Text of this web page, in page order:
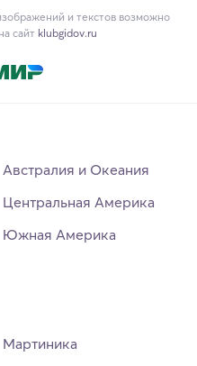
и текстов возможно
сайт klubgidov.ru
Австралия и Океания
Центральная Америка
Южная Америка
Мартиника